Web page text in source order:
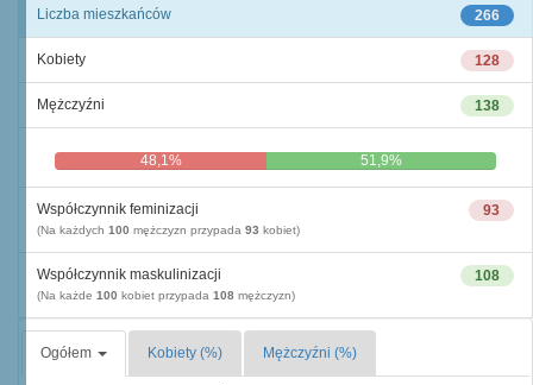
266
Liczba mieszkańców
128
Kobiety
138
Mężczyźni
48,1% 51,9%
93
Współczynnik feminizacji
(Na każdych 100 mężczyzn przypada 93 kobiet)
108
Współczynnik maskulinizacji
(Na każde 100 kobiet przypada 108 mężczyzn)
Ogółem Kobiety (%) Mężczyźni (%)